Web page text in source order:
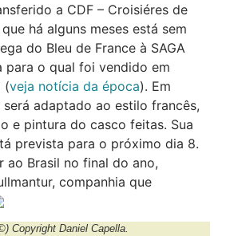
a CDF – Croisiéres de
há alguns meses está sem
do Bleu de France à SAGA
para o qual foi vendido em
(veja notícia da época). Em
adaptado ao estilo francês,
e pintura do casco feitas. Sua
prevista para o próximo dia 8.
ao Brasil no final do ano,
companhia que
Copyright Daniel Capella.